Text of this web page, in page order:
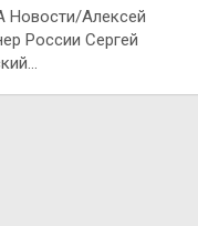
Новости/Алексей
России Сергей